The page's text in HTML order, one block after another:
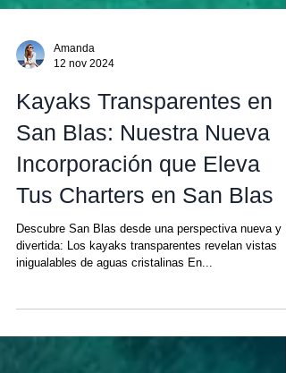
Amanda
12 nov 2024
Kayaks Transparentes en
San Blas: Nuestra Nueva
Incorporación que Eleva
Tus Charters en San Blas
Descubre San Blas desde una perspectiva nueva y